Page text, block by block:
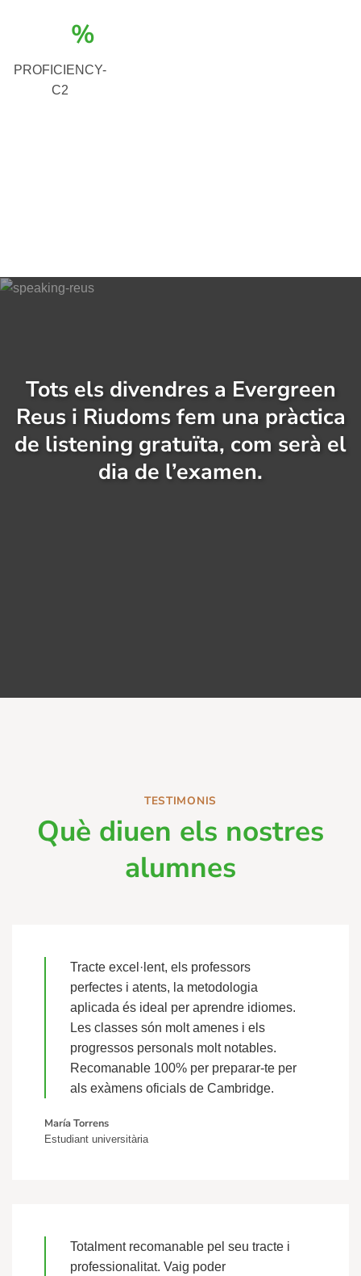
%
PROFICIENCY-
C2
Tots els divendres a Evergreen
Reus i Riudoms fem una pràctica
de listening gratuïta, com serà el
dia de l’examen.
TESTIMONIS
Què diuen els nostres
alumnes
Tracte excel·lent, els professors
perfectes i atents, la metodologia
aplicada és ideal per aprendre idiomes.
Les classes són molt amenes i els
progressos personals molt notables.
Recomanable 100% per preparar-te per
als exàmens oficials de Cambridge.
María Torrens
Estudiant universitària
Totalment recomanable pel seu tracte i
professionalitat. Vaig poder